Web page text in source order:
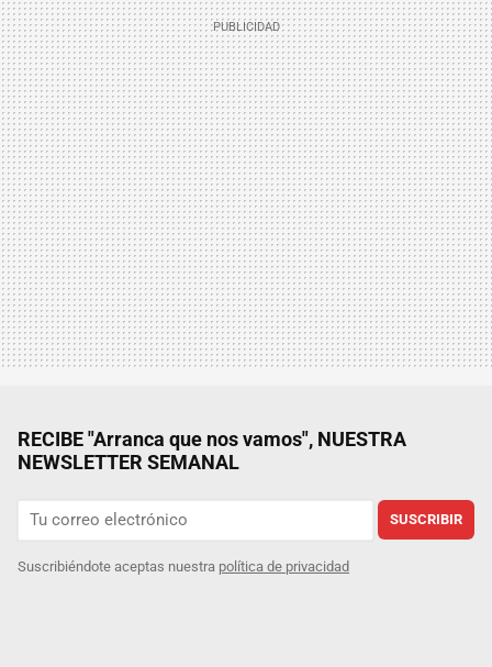
RECIBE "Arranca que nos vamos", NUESTRA
NEWSLETTER SEMANAL
SUSCRIBIR
Suscribiéndote aceptas nuestra política de privacidad